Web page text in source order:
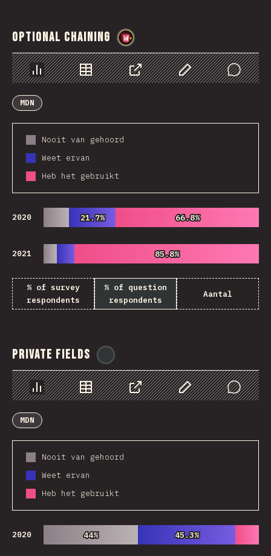
Optional Chaining
Chart Data Share Customize Data
Comments
MDN
Nooit van gehoord
Weet ervan
Heb het gebruikt
2020 21.7%
21.7% 66.8%
66.8%
2021 85.8%
85.8%
% of survey
respondents
% of question
respondents
Aantal
Private Fields
Chart Data Share Customize Data
Comments
MDN
Nooit van gehoord
Weet ervan
Heb het gebruikt
2020 44%
44% 45.3%
45.3%